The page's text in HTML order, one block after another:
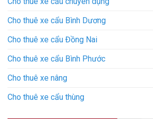
Cho thuê xe cẩu Bình Dương
Cho thuê xe cẩu Đồng Nai
Cho thuê xe cẩu Bình Phước
Cho thuê xe nâng
Cho thuê xe cẩu thùng